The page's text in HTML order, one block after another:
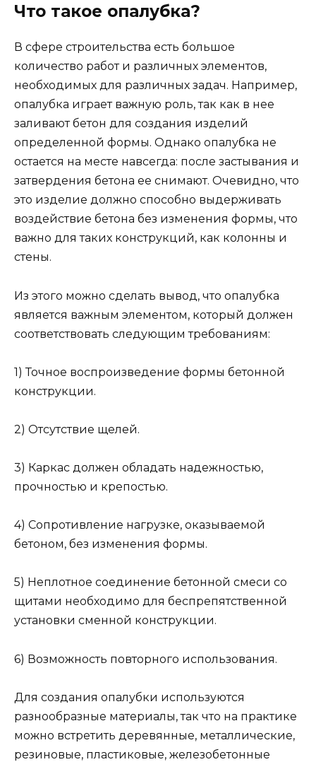
Что такое опалубка?
В сфере строительства есть большое
количество работ и различных элементов,
необходимых для различных задач. Например,
опалубка играет важную роль, так как в нее
заливают бетон для создания изделий
определенной формы. Однако опалубка не
остается на месте навсегда: после застывания и
затвердения бетона ее снимают. Очевидно, что
это изделие должно способно выдерживать
воздействие бетона без изменения формы, что
важно для таких конструкций, как колонны и
стены.
Из этого можно сделать вывод, что опалубка
является важным элементом, который должен
соответствовать следующим требованиям:
1) Точное воспроизведение формы бетонной
конструкции.
2) Отсутствие щелей.
3) Каркас должен обладать надежностью,
прочностью и крепостью.
4) Сопротивление нагрузке, оказываемой
бетоном, без изменения формы.
5) Неплотное соединение бетонной смеси со
щитами необходимо для беспрепятственной
установки сменной конструкции.
6) Возможность повторного использования.
Для создания опалубки используются
разнообразные материалы, так что на практике
можно встретить деревянные, металлические,
резиновые, пластиковые, железобетонные